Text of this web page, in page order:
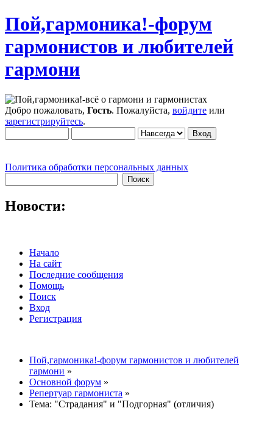
Пой,гармоника!-форум
гармонистов и любителей
гармони
Добро пожаловать, Гость. Пожалуйста, войдите или
зарегистрируйтесь.
Политика обработки персональных данных
Новости:
Начало
На сайт
Последние сообщения
Помощь
Поиск
Вход
Регистрация
Пой,гармоника!-форум гармонистов и любителей
гармони »
Основной форум »
Репертуар гармониста »
Тема: "Страдания" и "Подгорная" (отличия)